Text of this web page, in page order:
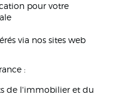
pour votre
via nos sites web
:
de l'immobilier et du